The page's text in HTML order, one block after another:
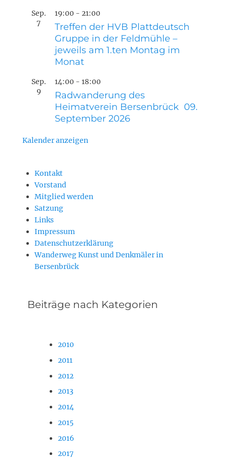
Sep.
7
19:00 - 21:00
Treffen der HVB Plattdeutsch
Gruppe in der Feldmühle –
jeweils am 1.ten Montag im
Monat
Sep.
9
14:00 - 18:00
Radwanderung des
Heimatverein Bersenbrück 09.
September 2026
Kalender anzeigen
Kontakt
Vorstand
Mitglied werden
Satzung
Links
Impressum
Datenschutzerklärung
Wanderweg Kunst und Denkmäler in
Bersenbrück
Beiträge nach Kategorien
2010
2011
2012
2013
2014
2015
2016
2017